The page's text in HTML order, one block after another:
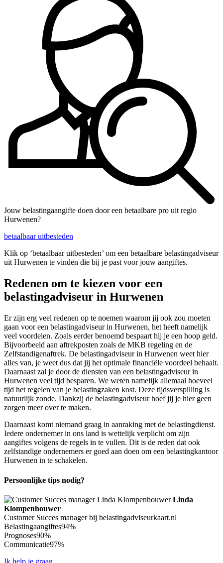
Jouw belastingaangifte doen door een betaalbare pro uit regio
Hurwenen?
betaalbaar uitbesteden
Klik op ‘betaalbaar uitbesteden’ om een betaalbare belastingadviseur
uit Hurwenen te vinden die bij je past voor jouw aangiftes.
Redenen om te kiezen voor een
belastingadviseur in Hurwenen
Er zijn erg veel redenen op te noemen waarom jij ook zou moeten
gaan voor een belastingadviseur in Hurwenen, het heeft namelijk
veel voordelen. Zoals eerder benoemd bespaart hij je een hoop geld.
Bijvoorbeeld aan aftrekposten zoals de MKB regeling en de
Zelfstandigenaftrek. De belastingadviseur in Hurwenen weet hier
alles van, je weet dus dat jij het optimale financiële voordeel behaalt.
Daarnaast zal je door de diensten van een belastingadviseur in
Hurwenen veel tijd besparen. We weten namelijk allemaal hoeveel
tijd het regelen van je belastingzaken kost. Deze tijdsverspilling is
natuurlijk zonde. Dankzij de belastingadviseur hoef jij je hier geen
zorgen meer over te maken.
Daarnaast komt niemand graag in aanraking met de belastingdienst.
Iedere ondernemer in ons land is wettelijk verplicht om zijn
aangiftes volgens de regels in te vullen. Dit is de reden dat ook
zelfstandige ondernemers er goed aan doen om een belastingkantoor
Hurwenen in te schakelen.
Persoonlijke tips nodig?
Linda
Klompenhouwer
Customer Succes manager bij belastingadviseurkaart.nl
Belastingaangiftes94%
Prognoses90%
Communicatie97%
Ik help je graag